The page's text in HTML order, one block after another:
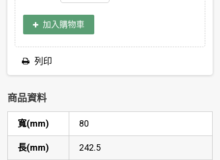
加入購物車
列印
商品資料
寬(mm) 80
長(mm) 242.5